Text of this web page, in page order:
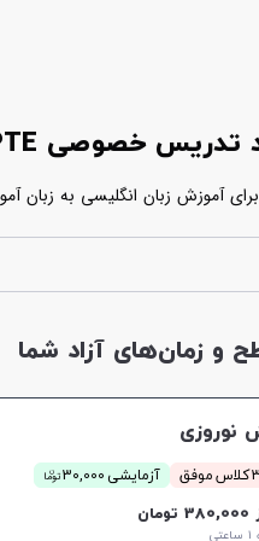
و زمان‌های آزاد شما
نوروزی
آزمایشی 30,000 توما
ن